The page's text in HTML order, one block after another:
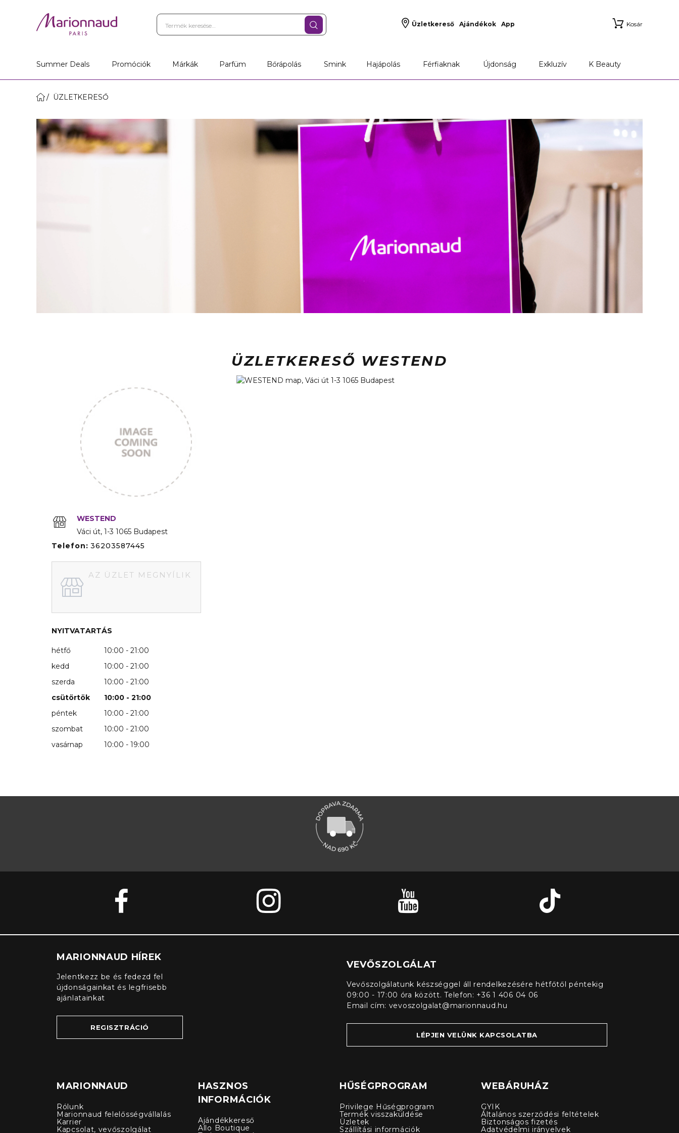
Üzletkereső Ajándékok App Kosár
Summer Deals Promóciók Márkák Parfüm Bőrápolás Smink Hajápolás Férfiaknak Újdonság Exkluzív K Beauty
ÜZLETKERESŐ
ÜZLETKERESŐ WESTEND
WESTEND
Váci út 1-3 1065 Budapest
Telefon: 36203587445
NYITVATARTÁS
hétfő
10:00 - 21:00
kedd
10:00 - 21:00
szerda
10:00 - 21:00
csütörtök
10:00 - 21:00
péntek
10:00 - 21:00
szombat
10:00 - 21:00
vasárnap
10:00 - 19:00
AZ ÜZLET MEGNYÍLIK
MARIONNAUD HÍREK
Jelentkezz be és fedezd fel
újdonságainkat és legfrisebb
ajánlatainkat
REGISZTRÁCIÓ
VEVŐSZOLGÁLAT
Vevőszolgálatunk készséggel áll rendelkezésére hétfőtől péntekig
09:00 - 17:00 óra között. Telefon: +36 1 406 04 06
Email cím: vevoszolgalat@marionnaud.hu
LÉPJEN VELÜNK KAPCSOLATBA
MARIONNAUD
Rólunk
Marionnaud felelősségvállalás
Karrier
Kapcsolat, vevőszolgálat
HASZNOS
INFORMÁCIÓK
Ajándékkereső
Allo Boutique
HŰSÉGPROGRAM
Privilege Hűségprogram
Termék visszaküldése
Üzletek
Szállítási információk
WEBÁRUHÁZ
GYIK
Általános szerződési feltételek
Biztonságos fizetés
Adatvédelmi irányelvek